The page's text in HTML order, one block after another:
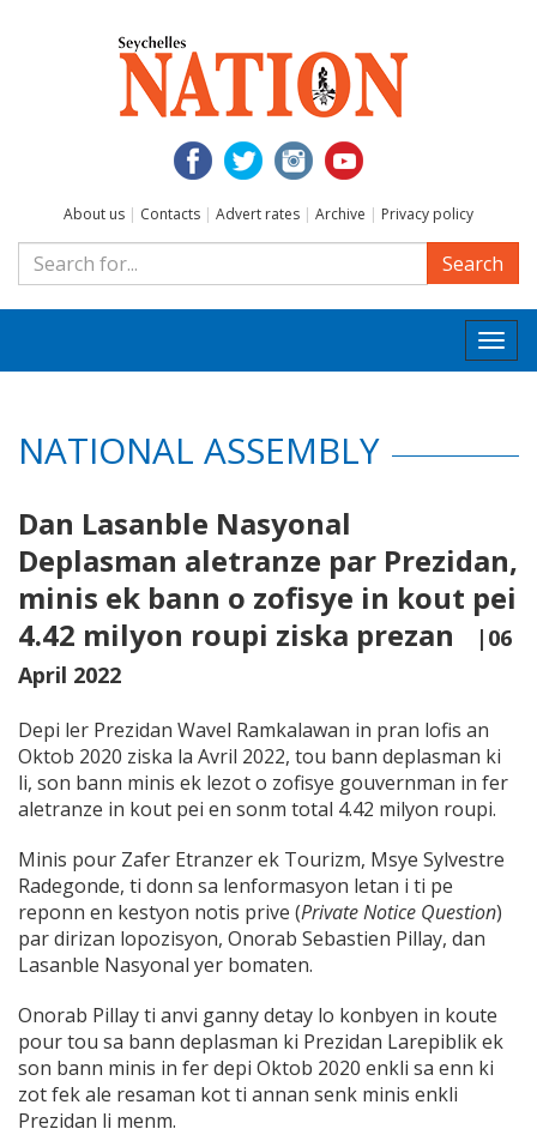
About us | Contacts | Advert rates | Archive | Privacy policy
Search
NATIONAL ASSEMBLY
Dan Lasanble Nasyonal
Deplasman aletranze par Prezidan,
minis ek bann o zofisye in kout pei
4.42 milyon roupi ziska prezan
|06
April 2022
Depi ler Prezidan Wavel Ramkalawan in pran lofis an
Oktob 2020 ziska la Avril 2022, tou bann deplasman ki
li, son bann minis ek lezot o zofisye gouvernman in fer
aletranze in kout pei en sonm total 4.42 milyon roupi.
Minis pour Zafer Etranzer ek Tourizm, Msye Sylvestre
Radegonde, ti donn sa lenformasyon letan i ti pe
reponn en kestyon notis prive (Private Notice Question)
par dirizan lopozisyon, Onorab Sebastien Pillay, dan
Lasanble Nasyonal yer bomaten.
Onorab Pillay ti anvi ganny detay lo konbyen in koute
pour tou sa bann deplasman ki Prezidan Larepiblik ek
son bann minis in fer depi Oktob 2020 enkli sa enn ki
zot fek ale resaman kot ti annan senk minis enkli
Prezidan li menm.